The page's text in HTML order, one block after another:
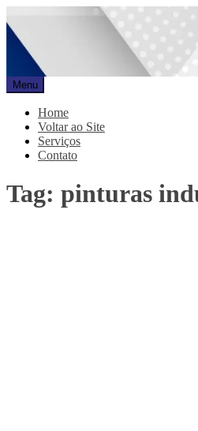
para
conteúdo
Promar
Blog
Menu
Home
Voltar ao Site
Serviços
Contato
Tag: pinturas